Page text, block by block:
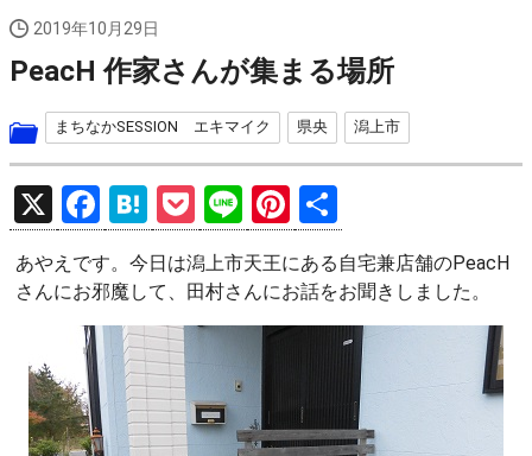
2019年10月29日
PeacH 作家さんが集まる場所
まちなかSESSION エキマイク 県央 潟上市
X
F
a
ce
b
o
o
k
H
at
e
n
a
P
o
ck
et
Li
n
e
Pi
nt
er
es
有
あやえです。今日は潟上市天王にある自宅兼店舗のPeacH
さんにお邪魔して、田村さんにお話をお聞きしました。